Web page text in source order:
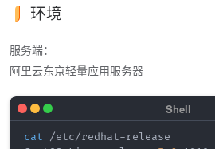
环境
服务端：
阿里云东京轻量应用服务器
cat /etc/redhat-release